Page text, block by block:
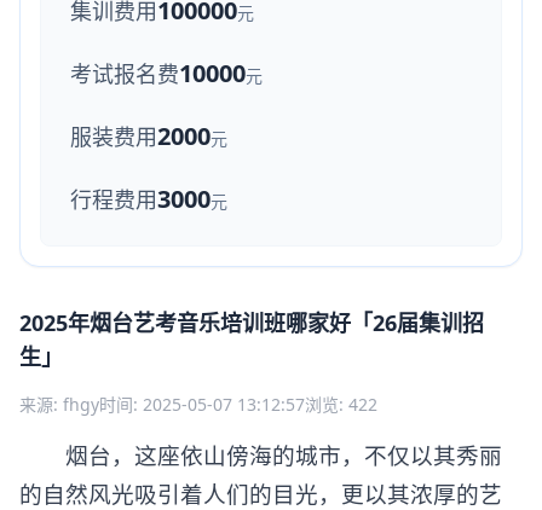
集训费用100000元
考试报名费10000元
服装费用2000元
行程费用3000元
2025年烟台艺考音乐培训班哪家好「26届集训招
生」
来源: fhgy时间: 2025-05-07 13:12:57浏览: 422
烟台，这座依山傍海的城市，不仅以其秀丽
的自然风光吸引着人们的目光，更以其浓厚的艺